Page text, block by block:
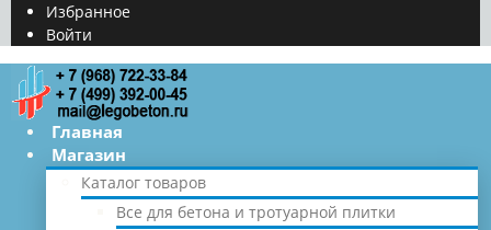
Избранное
Войти
Главная
Магазин
Каталог товаров
Все для бетона и тротуарной плитки